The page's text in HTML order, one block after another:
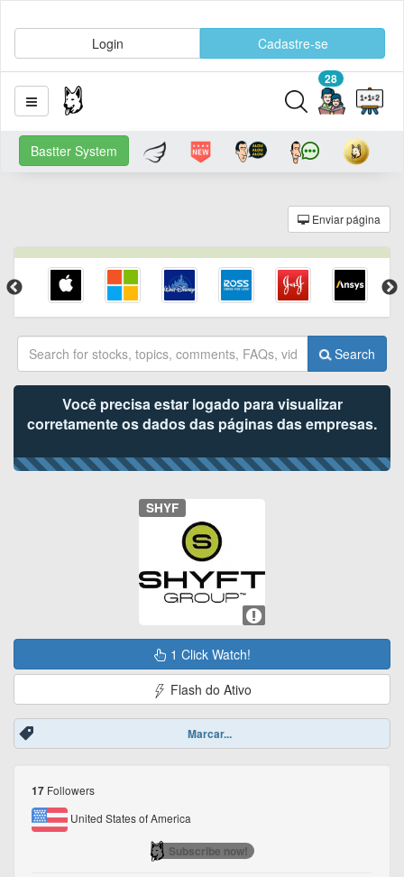
Login Cadastre-se
28
Bastter System
Enviar página
Search
Você precisa estar logado para visualizar
corretamente os dados das páginas das empresas.
SHYF
1 Click Watch!
Flash do Ativo
Marcar...
17 Followers
United States of America
Subscribe now!